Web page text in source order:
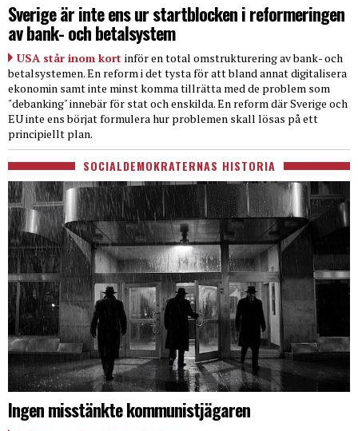
Sverige är inte ens ur startblocken i reformeringen
av bank- och betalsystem
USA står inom kort inför en total omstrukturering av bank- och
betalsystemen. En reform i det tysta för att bland annat digitalisera
ekonomin samt inte minst komma tillrätta med de problem som
"debanking" innebär för stat och enskilda. En reform där Sverige och
EU inte ens börjat formulera hur problemen skall lösas på ett
principiellt plan.
SOCIALDEMOKRATERNAS HISTORIA
Ingen misstänkte kommunistjägaren